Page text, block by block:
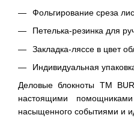
Фольгирование среза
Петелька-резинка для
Закладка-ляссе в цвет
Индивидуальная
Деловые блокноты ТМ
настоящими
насыщенного событиями и